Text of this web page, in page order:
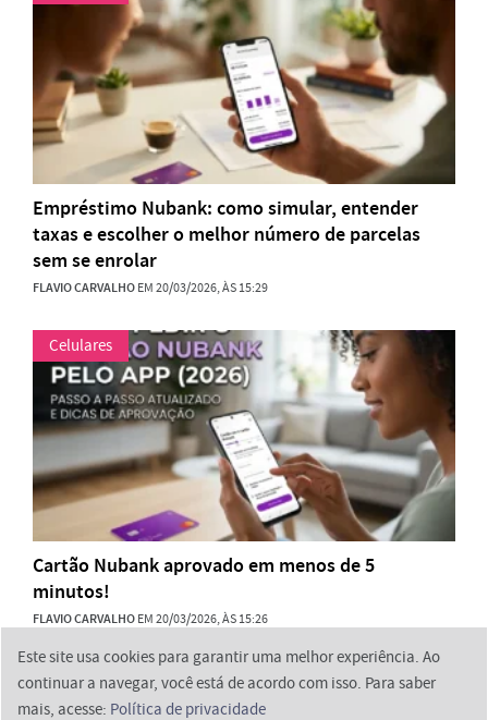
Empréstimo Nubank: como simular, entender
taxas e escolher o melhor número de parcelas
sem se enrolar
FLAVIO CARVALHOEM 20/03/2026, ÀS 15:29
Celulares
Cartão Nubank aprovado em menos de 5
minutos!
FLAVIO CARVALHOEM 20/03/2026, ÀS 15:26
Este site usa cookies para garantir uma melhor experiência. Ao
continuar a navegar, você está de acordo com isso. Para saber
mais, acesse: Política de privacidade